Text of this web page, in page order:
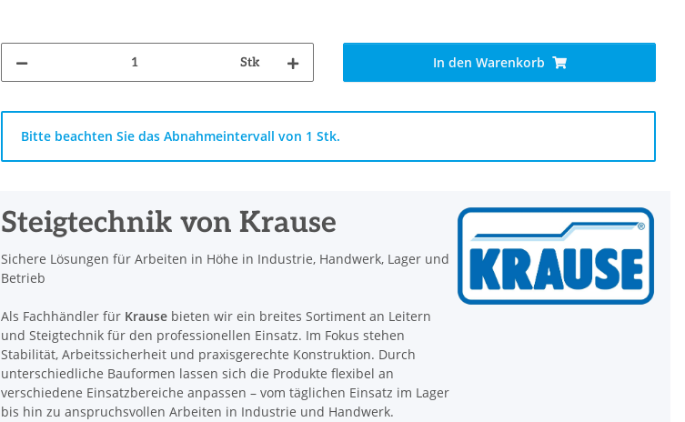
Stk In den Warenkorb
x
Bitte beachten Sie das Abnahmeintervall von 1 Stk.
Steigtechnik von Krause
Sichere Lösungen für Arbeiten in Höhe in Industrie, Handwerk, Lager und
Betrieb
Als Fachhändler für Krause bieten wir ein breites Sortiment an Leitern
und Steigtechnik für den professionellen Einsatz. Im Fokus stehen
Stabilität, Arbeitssicherheit und praxisgerechte Konstruktion. Durch
unterschiedliche Bauformen lassen sich die Produkte flexibel an
verschiedene Einsatzbereiche anpassen – vom täglichen Einsatz im Lager
bis hin zu anspruchsvollen Arbeiten in Industrie und Handwerk.